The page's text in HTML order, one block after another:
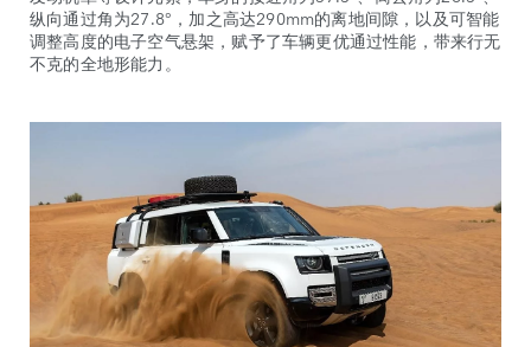
纵向通过角为27.8°，加之高达290mm的离地间隙，以及可智能
调整高度的电子空气悬架，赋予了车辆更优通过性能，带来行无
不克的全地形能力。